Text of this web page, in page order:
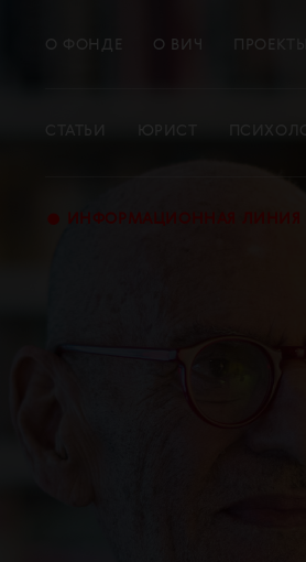
О ФОНДЕ О ВИЧ ПРОЕКТЫ
СТАТЬИ ЮРИСТ
ИНФОРМАЦИОННАЯ ЛИНИЯ